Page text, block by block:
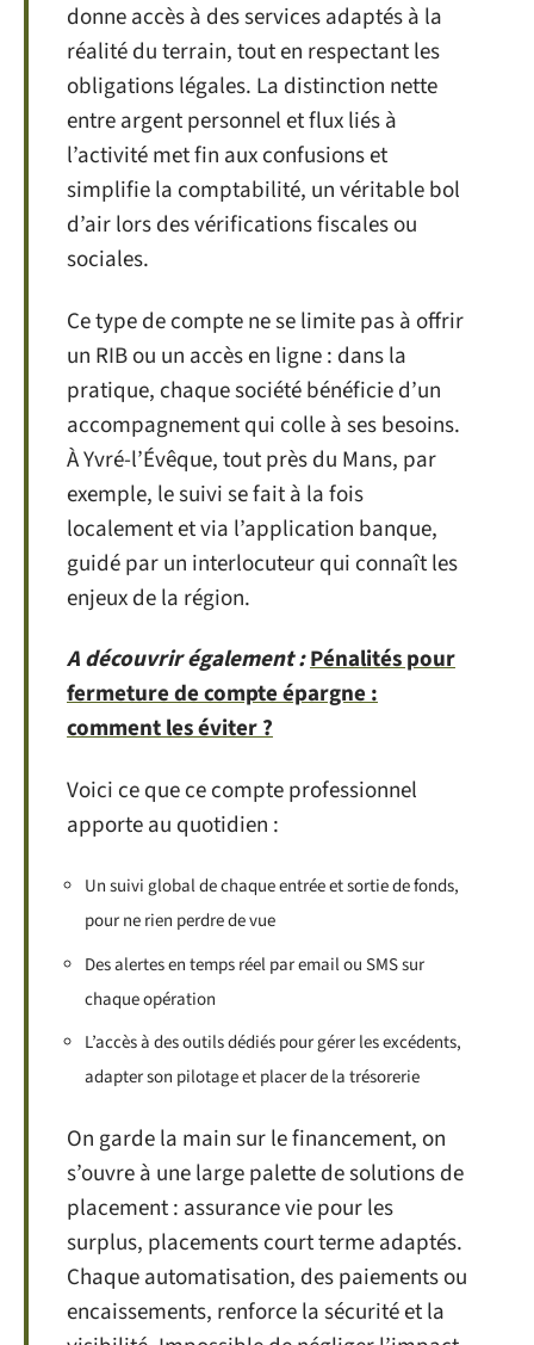
donne accès à des services adaptés à la
réalité du terrain, tout en respectant les
obligations légales. La distinction nette
entre argent personnel et flux liés à
l’activité met fin aux confusions et
simplifie la comptabilité, un véritable bol
d’air lors des vérifications fiscales ou
sociales.
Ce type de compte ne se limite pas à offrir
un RIB ou un accès en ligne : dans la
pratique, chaque société bénéficie d’un
accompagnement qui colle à ses besoins.
À Yvré-l’Évêque, tout près du Mans, par
exemple, le suivi se fait à la fois
localement et via l’application banque,
guidé par un interlocuteur qui connaît les
enjeux de la région.
A découvrir également :Pénalités pour
fermeture de compte épargne :
comment les éviter ?
Voici ce que ce compte professionnel
apporte au quotidien :
Un suivi global de chaque entrée et sortie de fonds,
pour ne rien perdre de vue
Des alertes en temps réel par email ou SMS sur
chaque opération
L’accès à des outils dédiés pour gérer les excédents,
adapter son pilotage et placer de la trésorerie
On garde la main sur le financement, on
s’ouvre à une large palette de solutions de
placement : assurance vie pour les
surplus, placements court terme adaptés.
Chaque automatisation, des paiements ou
encaissements, renforce la sécurité et la